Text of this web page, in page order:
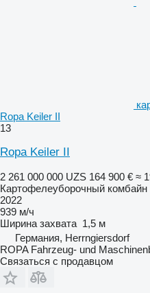
Ropa Keiler II
13
Ropa Keiler II
2 261 000 000 UZS 164 900 € ≈
Картофелеуборочный комбайн
2022
939 м/ч
Ширина захвата 1,5 м
Германия, Herrngiersdorf
ROPA Fahrzeug- und
Связаться с продавцом